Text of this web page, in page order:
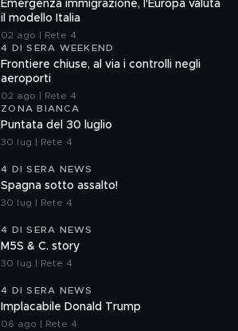
Emergenza immigrazione, l'Europa valuta
il modello Italia
02 ago | Rete 4
4 DI SERA WEEKEND
Frontiere chiuse, al via i controlli negli
aeroporti
02 ago | Rete 4
ZONA BIANCA
Puntata del 30 luglio
30 lug | Rete 4
4 DI SERA NEWS
Spagna sotto assalto!
30 lug | Rete 4
4 DI SERA NEWS
M5S & C. story
30 lug | Rete 4
4 DI SERA NEWS
Implacabile Donald Trump
06 ago | Rete 4